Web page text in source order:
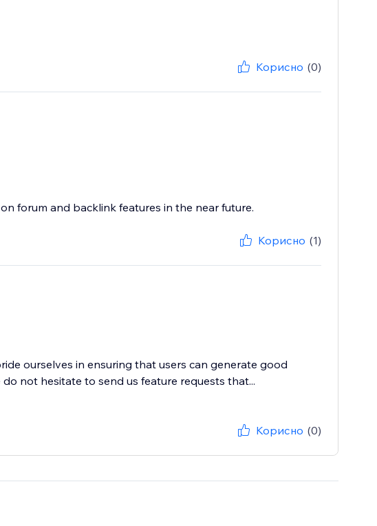
Корисно (0)
forum and backlink features in the near future.
Корисно (1)
ourselves in ensuring that users can generate good
not hesitate to send us feature requests that...
Корисно (0)